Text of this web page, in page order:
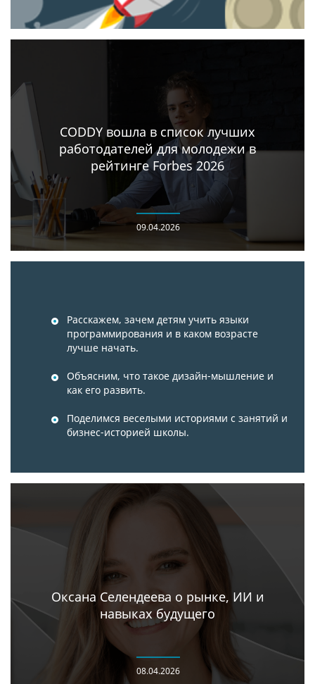
CODDY вошла в список лучших
работодателей для молодежи в
рейтинге Forbes 2026
09.04.2026
Расскажем, зачем детям учить языки
программирования и в каком возрасте
лучше начать.
Объясним, что такое дизайн-мышление и
как его развить.
Поделимся веселыми историями с занятий и
бизнес-историей школы.
Оксана Селендеева о рынке, ИИ и
навыках будущего
08.04.2026